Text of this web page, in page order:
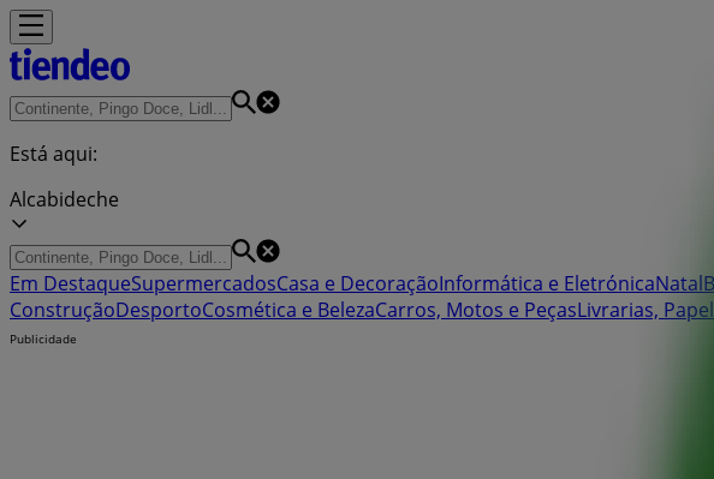
Está aqui:
Alcabideche
Em DestaqueSupermercadosCasa e DecoraçãoInformática e EletrónicaNatal
ConstruçãoDesportoCosmética e BelezaCarros, Motos e PeçasLivrarias,
Publicidade